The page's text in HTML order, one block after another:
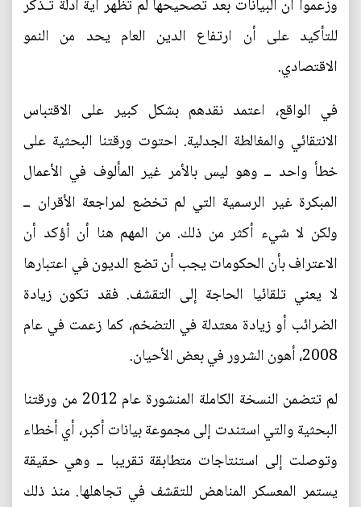
وزعموا أن البيانات بعد تصحيحها لم تظهر أية أدلة تُـذكَر
للتأكيد على أن ارتفاع الدين العام يحد من النمو
الاقتصادي.
في الواقع، اعتمد نقدهم بشكل كبير على الاقتباس
الانتقائي والمغالطة الجدلية. احتوت ورقتنا البحثية على
خطأ واحد ــ وهو ليس بالأمر غير المألوف في الأعمال
المبكرة غير الرسمية التي لم تخضع لمراجعة الأقران ــ
ولكن لا شيء أكثر من ذلك. من المهم هنا أن أؤكد أن
الاعتراف بأن الحكومات يجب أن تضع الديون في اعتبارها
لا يعني تلقائيا الحاجة إلى التقشف. فقد تكون زيادة
الضرائب أو زيادة معتدلة في التضخم، كما زعمت في عام
2008، أهون الشرور في بعض الأحيان.
لم تتضمن النسخة الكاملة المنشورة عام 2012 من ورقتنا
البحثية والتي استندت إلى مجموعة بيانات أكبر، أي أخطاء
وتوصلت إلى استنتاجات متطابقة تقريبا ــ وهي حقيقة
يستمر المعسكر المناهض للتقشف في تجاهلها. منذ ذلك